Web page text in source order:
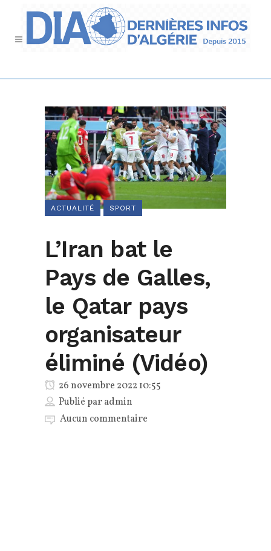
ACTUALITÉ SPORT
L’Iran bat le
Pays de Galles,
le Qatar pays
organisateur
éliminé (Vidéo)
26 novembre 2022 10:55
Publié paradmin
Aucun commentaire